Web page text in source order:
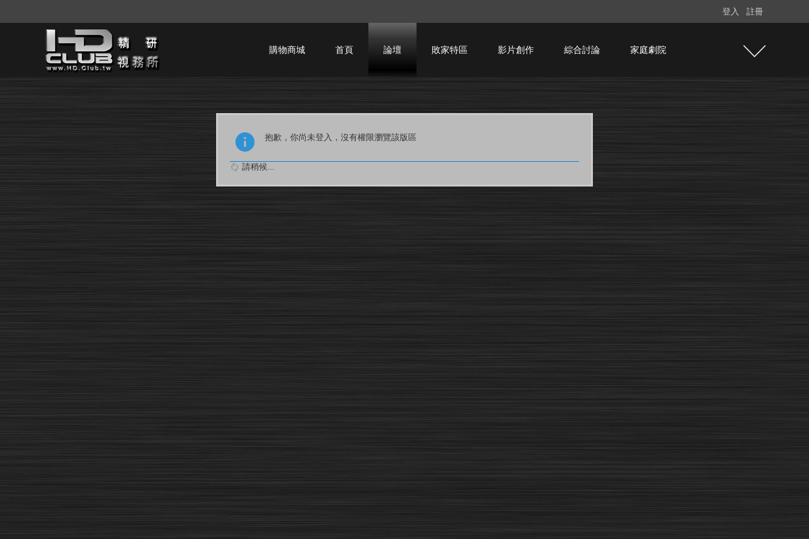
登入 註冊
購物商城 首頁 論壇 敗家特區 影片創作 綜合討論 家庭劇院
抱歉，你尚未登入，沒有權限瀏覽該版區
請稍候...